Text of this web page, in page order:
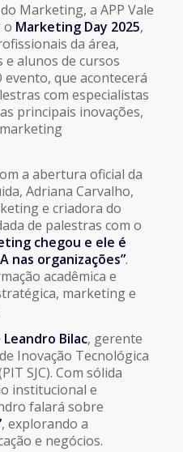
Marketing, a APP Vale
o Marketing Day 2025,
da área,
alunos de cursos
evento, que acontecerá
com especialistas
principais inovações,
a abertura oficial da
Adriana Carvalho,
e criadora do
de palestras com o
chegou e ele é
nas organizações”.
acadêmica e
marketing e
Leandro Bilac, gerente
Inovação Tecnológica
SJC). Com sólida
institucional e
falará sobre
, explorando a
e negócios.